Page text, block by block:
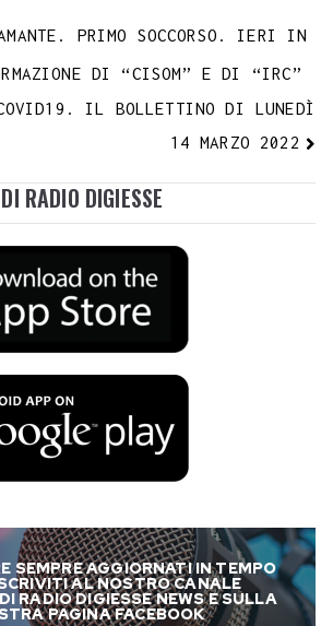
PRIMO SOCCORSO. IERI IN
DI “CISOM” E DI “IRC”
IL BOLLETTINO DI LUNEDÌ
14 MARZO 2022
RADIO DIGIESSE
SEMPRE AGGIORNATI IN TEMPO
AL NOSTRO CANALE
RADIO DIGIESSE NEWS E SULLA
PAGINA FACEBOOK